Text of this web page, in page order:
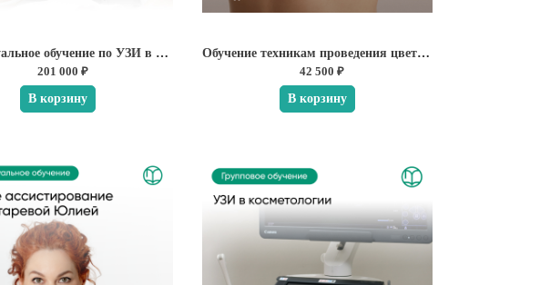
Индивидуальное обучение по УЗИ в косметологии
201 000 ₽
В корзину
Обучение техникам проведения цветокоррекции, камуфляжу рубцов и ареол
42 500 ₽
В корзину